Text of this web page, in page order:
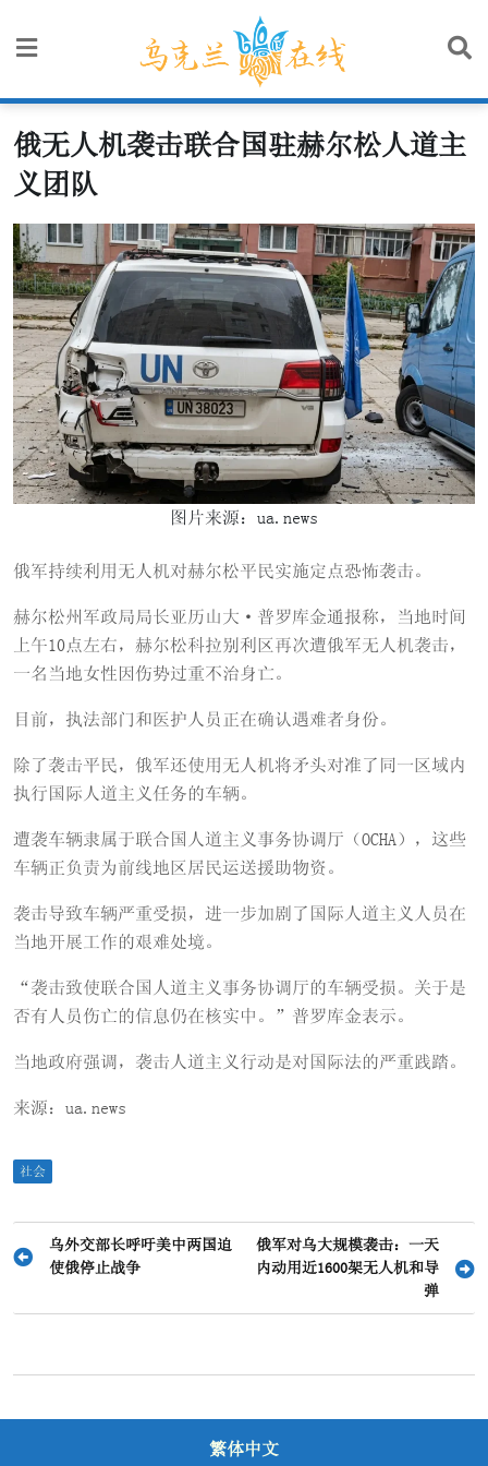
俄无人机袭击联合国驻赫尔松人道主
义团队
图片来源：ua.news
俄军持续利用无人机对赫尔松平民实施定点恐怖袭击。
赫尔松州军政局局长亚历山大·普罗库金通报称，当地时间
上午10点左右，赫尔松科拉别利区再次遭俄军无人机袭击，
一名当地女性因伤势过重不治身亡。
目前，执法部门和医护人员正在确认遇难者身份。
除了袭击平民，俄军还使用无人机将矛头对准了同一区域内
执行国际人道主义任务的车辆。
遭袭车辆隶属于联合国人道主义事务协调厅（OCHA），这些
车辆正负责为前线地区居民运送援助物资。
袭击导致车辆严重受损，进一步加剧了国际人道主义人员在
当地开展工作的艰难处境。
“袭击致使联合国人道主义事务协调厅的车辆受损。关于是
否有人员伤亡的信息仍在核实中。”普罗库金表示。
当地政府强调，袭击人道主义行动是对国际法的严重践踏。
来源：ua.news
社会
文
导
乌外交部长呼吁美中两国迫
使俄停止战争
俄军对乌大规模袭击：一天
内动用近1600架无人机和导
弹
繁体中文